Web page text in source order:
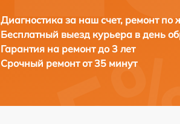
Диагностика за наш счет, ремонт
Бесплатный выезд курьера в день
Гарантия на ремонт до 3 лет
Срочный ремонт от 35 минут